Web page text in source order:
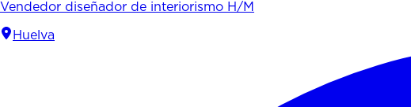
Vendedor diseñador de interiorismo H/M
Huelva